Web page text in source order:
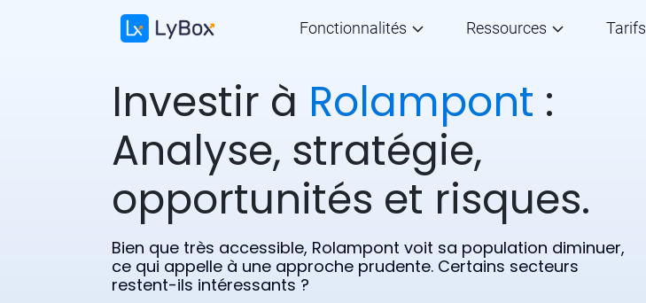
Fonctionnalités Ressources Tarifs
Investir à Rolampont :
Analyse, stratégie,
opportunités et risques.
Bien que très accessible, Rolampont voit sa population diminuer,
ce qui appelle à une approche prudente. Certains secteurs
restent-ils intéressants ?